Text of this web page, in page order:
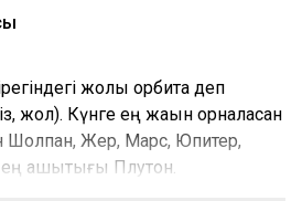
жолы орбита деп
жол). Күнге ең жақын орналасқан
Шолпан, Жер, Марс, Юпитер,
қашықтығы Плутон.